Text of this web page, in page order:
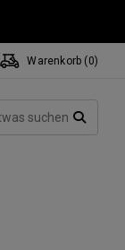
Sets
Centers
Warenkorb ( 0)